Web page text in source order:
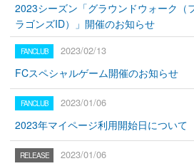
2023シーズン「グラウンドウォーク（
ラゴンズID）」開催のお知らせ
2023/02/13
FCスペシャルゲーム開催のお知らせ
2023/01/06
2023年マイページ利用開始日について
2023/01/06